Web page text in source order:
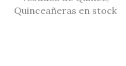
Quinceañeras en stock